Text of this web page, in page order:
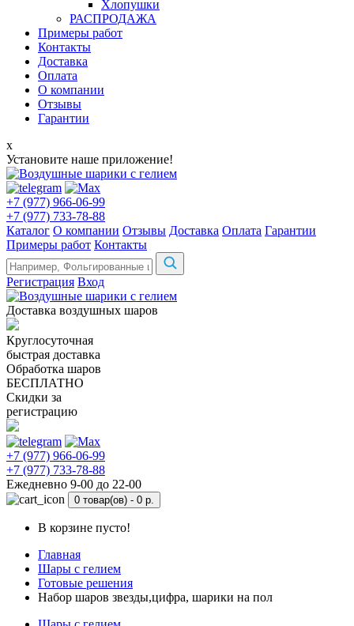
Хлопушки
РАСПРОДАЖА
Примеры работ
Контакты
Доставка
Оплата
О компании
Отзывы
Гарантии
x
Установите наше приложение!
+7 (977) 966-06-99
+7 (977) 733-78-88
Каталог О компании Отзывы Доставка Оплата Гарантии
Примеры работ Контакты
Регистрация Вход
Доставка воздушных шаров
Круглосуточная
быстрая доставка
Обработка шаров
БЕСПЛАТНО
Скидки за
регистрацию
+7 (977) 966-06-99
+7 (977) 733-78-88
Ежедневно 9-00 до 22-00
0 товар(ов) - 0 р.
В корзине пусто!
Главная
Шары с гелием
Готовые решения
Набор шаров звезды,цифра, шарики на пол